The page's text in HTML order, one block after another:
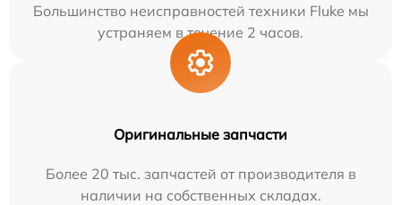
Большинство неисправностей техники Fluke мы
устраняем в течение 2 часов.
Оригинальные запчасти
Более 20 тыс. запчастей от производителя в
наличии на собственных складах.